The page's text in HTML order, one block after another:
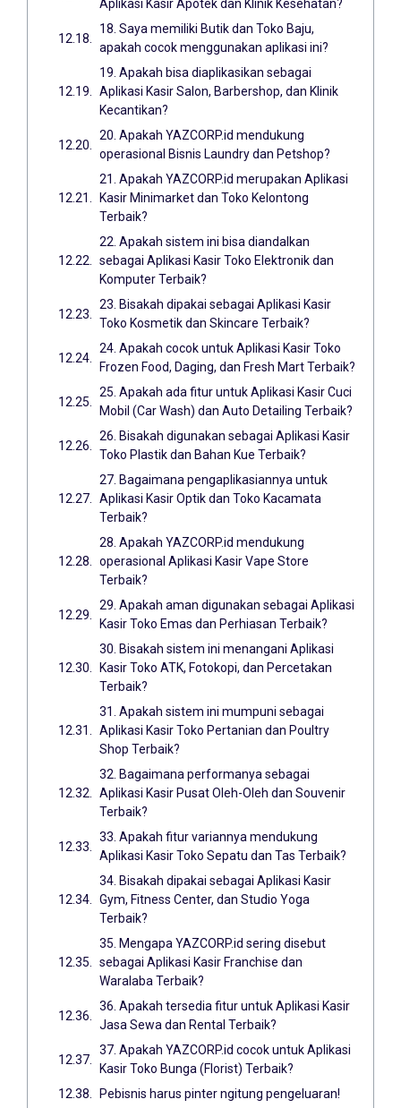
Aplikasi Kasir Apotek dan Klinik Kesehatan?
18. Saya memiliki Butik dan Toko Baju,
apakah cocok menggunakan aplikasi ini?
19. Apakah bisa diaplikasikan sebagai
Aplikasi Kasir Salon, Barbershop, dan Klinik
Kecantikan?
20. Apakah YAZCORP.id mendukung
operasional Bisnis Laundry dan Petshop?
21. Apakah YAZCORP.id merupakan Aplikasi
Kasir Minimarket dan Toko Kelontong
Terbaik?
22. Apakah sistem ini bisa diandalkan
sebagai Aplikasi Kasir Toko Elektronik dan
Komputer Terbaik?
23. Bisakah dipakai sebagai Aplikasi Kasir
Toko Kosmetik dan Skincare Terbaik?
24. Apakah cocok untuk Aplikasi Kasir Toko
Frozen Food, Daging, dan Fresh Mart Terbaik?
25. Apakah ada fitur untuk Aplikasi Kasir Cuci
Mobil (Car Wash) dan Auto Detailing Terbaik?
26. Bisakah digunakan sebagai Aplikasi Kasir
Toko Plastik dan Bahan Kue Terbaik?
27. Bagaimana pengaplikasiannya untuk
Aplikasi Kasir Optik dan Toko Kacamata
Terbaik?
28. Apakah YAZCORP.id mendukung
operasional Aplikasi Kasir Vape Store
Terbaik?
29. Apakah aman digunakan sebagai Aplikasi
Kasir Toko Emas dan Perhiasan Terbaik?
30. Bisakah sistem ini menangani Aplikasi
Kasir Toko ATK, Fotokopi, dan Percetakan
Terbaik?
31. Apakah sistem ini mumpuni sebagai
Aplikasi Kasir Toko Pertanian dan Poultry
Shop Terbaik?
32. Bagaimana performanya sebagai
Aplikasi Kasir Pusat Oleh-Oleh dan Souvenir
Terbaik?
33. Apakah fitur variannya mendukung
Aplikasi Kasir Toko Sepatu dan Tas Terbaik?
34. Bisakah dipakai sebagai Aplikasi Kasir
Gym, Fitness Center, dan Studio Yoga
Terbaik?
35. Mengapa YAZCORP.id sering disebut
sebagai Aplikasi Kasir Franchise dan
Waralaba Terbaik?
36. Apakah tersedia fitur untuk Aplikasi Kasir
Jasa Sewa dan Rental Terbaik?
37. Apakah YAZCORP.id cocok untuk Aplikasi
Kasir Toko Bunga (Florist) Terbaik?
Pebisnis harus pinter ngitung pengeluaran!